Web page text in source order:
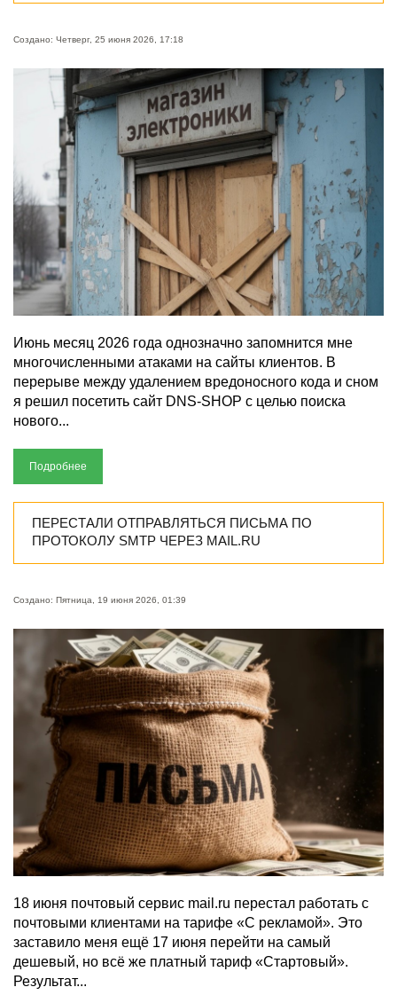
Создано: Четверг, 25 июня 2026, 17:18
Июнь месяц 2026 года однозначно запомнится мне
многочисленными атаками на сайты клиентов. В
перерыве между удалением вредоносного кода и сном
я решил посетить сайт DNS-SHOP с целью поиска
нового...
Подробнее
ПЕРЕСТАЛИ ОТПРАВЛЯТЬСЯ ПИСЬМА ПО
ПРОТОКОЛУ SMTP ЧЕРЕЗ MAIL.RU
Создано: Пятница, 19 июня 2026, 01:39
18 июня почтовый сервис mail.ru перестал работать с
почтовыми клиентами на тарифе «С рекламой». Это
заставило меня ещё 17 июня перейти на самый
дешевый, но всё же платный тариф «Стартовый».
Результат...